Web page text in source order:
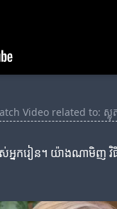
Video related to: ស្លុតថ្
ស់អ្នករៀន។ យ៉ាងណាមិញ